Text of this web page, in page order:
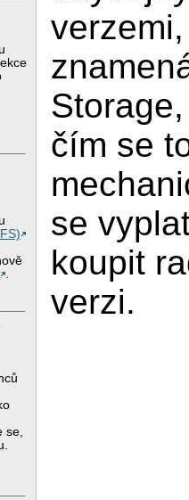
.
se,
čím se
se
koupit
verzi.